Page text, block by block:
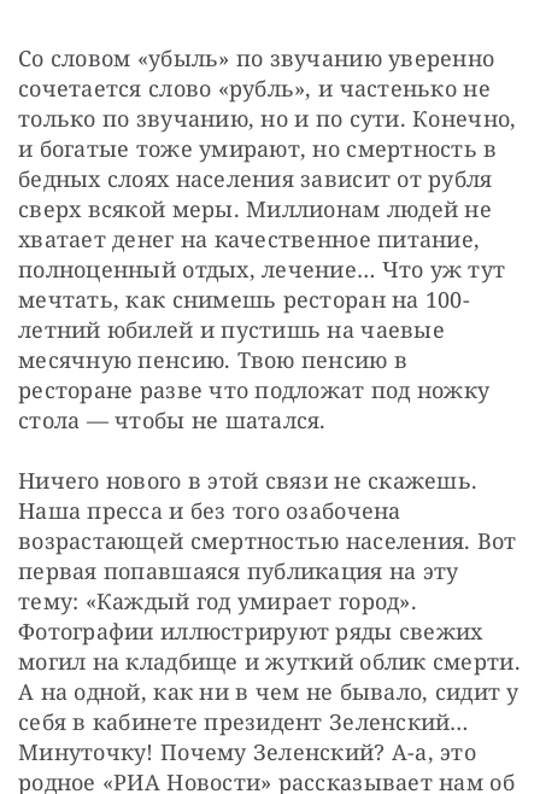
Со словом «убыль» по звучанию уверенно
сочетается слово «рубль», и частенько не
только по звучанию, но и по сути. Конечно,
и богатые тоже умирают, но смертность в
бедных слоях населения зависит от рубля
сверх всякой меры. Миллионам людей не
хватает денег на качественное питание,
полноценный отдых, лечение… Что уж тут
мечтать, как снимешь ресторан на 100-
летний юбилей и пустишь на чаевые
месячную пенсию. Твою пенсию в
ресторане разве что подложат под ножку
стола — чтобы не шатался.
Ничего нового в этой связи не скажешь.
Наша пресса и без того озабочена
возрастающей смертностью населения. Вот
первая попавшаяся публикация на эту
тему: «Каждый год умирает город».
Фотографии иллюстрируют ряды свежих
могил на кладбище и жуткий облик смерти.
А на одной, как ни в чем не бывало, сидит у
себя в кабинете президент Зеленский…
Минуточку! Почему Зеленский? А-а, это
родное «РИА Новости» рассказывает нам об